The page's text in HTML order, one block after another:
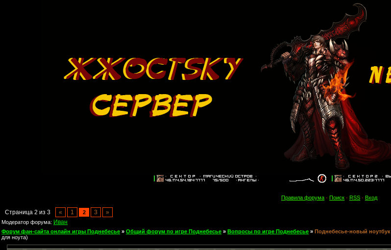
Правила форума · Поиск · RSS · Вход
Страница 2 из 3 « 1 2 3 »
Модератор форума: Иван
Форум фан-сайта онлайн игры Поднебесье » Общий форум по игре Поднебесье » Вопросы по игре Поднебесье » Поднебесье-новый ноутбук
для ноута)